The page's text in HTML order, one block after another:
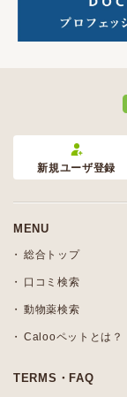
新規ユーザ登録
MENU
総合トップ
口コミ検索
動物薬検索
Calooペットとは？
TERMS・FAQ